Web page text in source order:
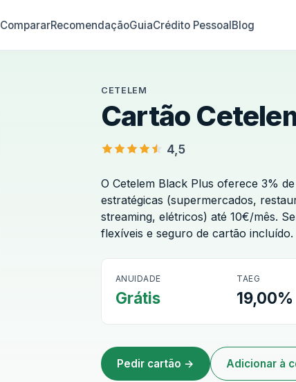
CompararRecomendaçãoGuiaCrédito PessoalBlog
CETELEM
Cartão
4,5
O Cetelem Black Plus oferece 3%
estratégicas (supermercados,
streaming, elétricos) até 10€/mês.
flexíveis e seguro de cartão incluído.
ANUIDADE
Grátis
TAEG
19,00%
Pedir cartão → Adicionar à